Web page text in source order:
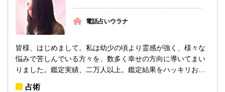
電話占いウラナ
皆様、はじめまして。私は幼少の頃より霊感が強く、様々な
悩みで苦しんでいる方々を、数多く幸せの方向に導いてまい
りました。鑑定実績、二万人以上。鑑定結果をハッキリお答
占術